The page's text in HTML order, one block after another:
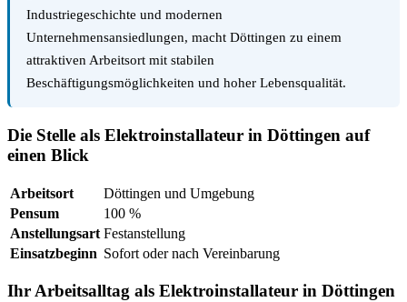
Industriegeschichte und modernen
Unternehmensansiedlungen, macht Döttingen zu einem
attraktiven Arbeitsort mit stabilen
Beschäftigungsmöglichkeiten und hoher Lebensqualität.
Die Stelle als Elektroinstallateur in Döttingen auf
einen Blick
Arbeitsort
Döttingen und Umgebung
Pensum
100 %
Anstellungsart Festanstellung
Einsatzbeginn Sofort oder nach Vereinbarung
Ihr Arbeitsalltag als Elektroinstallateur in Döttingen